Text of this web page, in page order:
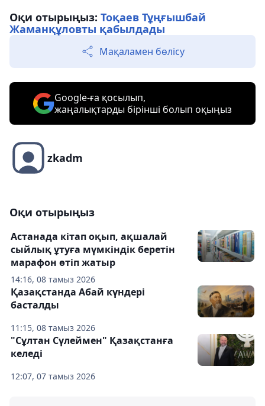
Оқи отырыңыз: Тоқаев Тұңғышбай
Жаманқұловты қабылдады
Мақаламен бөлісу
Google-ға қосылып,
жаңалықтарды бірінші болып оқыңыз
zkadm
Оқи отырыңыз
14:16, 08 тамыз 2026
Астанада кітап оқып, ақшалай
сыйлық ұтуға мүмкіндік беретін
марафон өтіп жатыр
11:15, 08 тамыз 2026
Қазақстанда Абай күндері
басталды
12:07, 07 тамыз 2026
"Сұлтан Сүлеймен" Қазақстанға
келеді